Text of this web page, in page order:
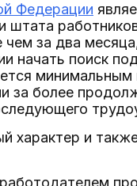
Федерации
за два
начать поиск
за более
характер и